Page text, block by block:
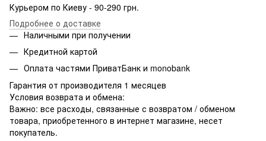
Курьером по Киеву - 90-290 грн.
Подробнее о доставке
Наличными при получении
Кредитной картой
Оплата частями ПриватБанк и monobank
Гарантия от производителя 1 месяцев
Условия возврата и обмена:
Важно: все расходы, связанные с возвратом / обменом
товара, приобретенного в интернет магазине, несет
покупатель.